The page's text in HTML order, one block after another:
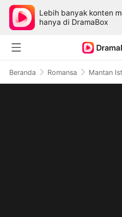
Lebih banyak konten
hanya di DramaBox
Beranda Romansa